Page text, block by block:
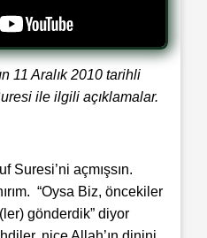
11 Aralık 2010 tarihli
ile ilgili açıklamalar.
Suresi’ni açmışsın.
“Oysa Biz, öncekiler
gönderdik” diyor